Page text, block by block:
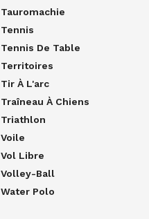
Tauromachie
Tennis
Tennis De Table
Territoires
Tir À L'arc
Traîneau À Chiens
Triathlon
Voile
Vol Libre
Volley-Ball
Water Polo